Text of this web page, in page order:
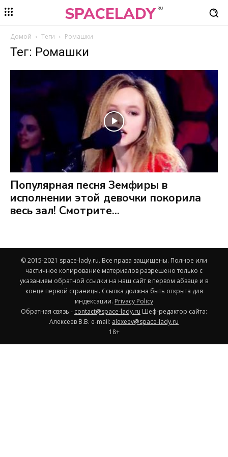
SPACELADY RU
Домой Теги Ромашки
Тег: Ромашки
Популярная песня Земфиры в
исполнении этой девочки покорила
весь зал! Смотрите...
© 2015-2021 space-lady.ru. Все права защищены. Полное или
частичное копирование материалов разрешено только с
указанием обратной ссылки на наш сайт в первом абзаце и в
конце первой страницы. Ссылка должна быть открыта для
индексации. Privacy Policy
Обратная связь - contact@space-lady.ru Шеф-редактор сайта:
Алексеев В.В. e-mail: alexeev@space-lady.ru
18+